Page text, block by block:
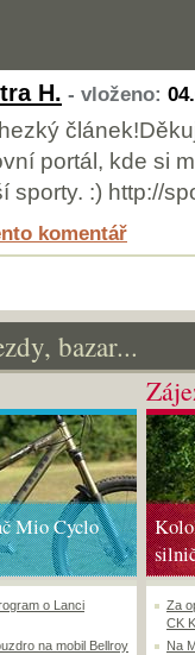
H. - vloženo:
portál, kde si
sporty. :) http://
komentář
bazar...
Mio Cyclo
o Lanci
na mobil Bellroy
Za
CK
Na